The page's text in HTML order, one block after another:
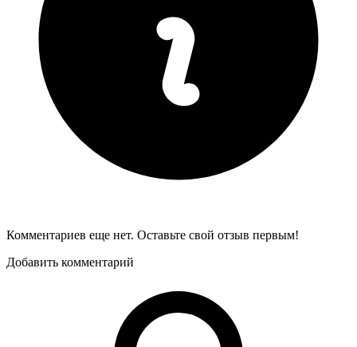
Комментариев еще нет. Оставьте свой отзыв первым!
Добавить комментарий